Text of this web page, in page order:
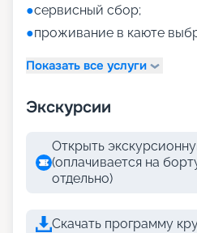
●сервисный сбор;
●проживание в каюте
Показать все услуги
Экскурсии
Открыть
(оплачивается на
отдельно)
Скачать программу